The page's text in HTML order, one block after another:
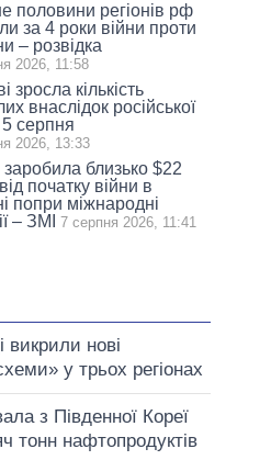
половини регіонів рф
за 4 роки війни проти
– розвідка
2026, 11:58
зросла кількість
внаслідок російської
5 серпня
2026, 13:33
близько $22
початку війни в
попри міжнародні
– ЗМІ
7 серпня 2026, 11:41
викрили нові
у трьох регіонах
з Південної Кореї
тонн нафтопродуктів